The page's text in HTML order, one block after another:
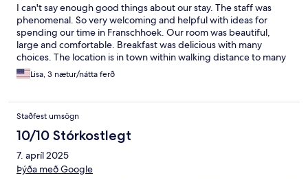
I can't say enough good things about our stay. The staff was
phenomenal. So very welcoming and helpful with ideas for
spending our time in Franschhoek. Our room was beautiful,
large and comfortable. Breakfast was delicious with many
choices. The location is in town within walking distance to many
shops, restaurants and the wine tram. Highly recommend
Avondrood Guest House.
Lisa, 3 nætur/nátta ferð
Staðfest umsögn
10/10 Stórkostlegt
7. apríl 2025
Þýða með Google